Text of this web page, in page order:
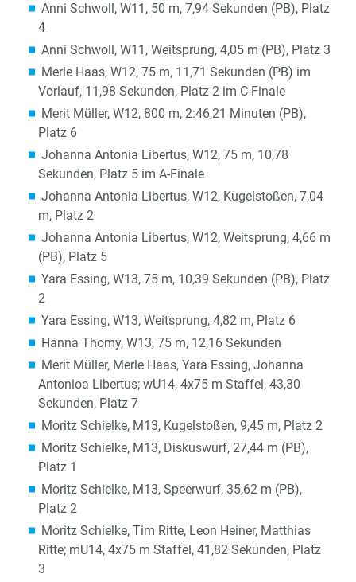
Anni Schwoll, W11, 50 m, 7,94 Sekunden (PB), Platz
4
Anni Schwoll, W11, Weitsprung, 4,05 m (PB), Platz 3
Merle Haas, W12, 75 m, 11,71 Sekunden (PB) im
Vorlauf, 11,98 Sekunden, Platz 2 im C-Finale
Merit Müller, W12, 800 m, 2:46,21 Minuten (PB),
Platz 6
Johanna Antonia Libertus, W12, 75 m, 10,78
Sekunden, Platz 5 im A-Finale
Johanna Antonia Libertus, W12, Kugelstoßen, 7,04
m, Platz 2
Johanna Antonia Libertus, W12, Weitsprung, 4,66 m
(PB), Platz 5
Yara Essing, W13, 75 m, 10,39 Sekunden (PB), Platz
2
Yara Essing, W13, Weitsprung, 4,82 m, Platz 6
Hanna Thomy, W13, 75 m, 12,16 Sekunden
Merit Müller, Merle Haas, Yara Essing, Johanna
Antonioa Libertus; wU14, 4x75 m Staffel, 43,30
Sekunden, Platz 7
Moritz Schielke, M13, Kugelstoßen, 9,45 m, Platz 2
Moritz Schielke, M13, Diskuswurf, 27,44 m (PB),
Platz 1
Moritz Schielke, M13, Speerwurf, 35,62 m (PB),
Platz 2
Moritz Schielke, Tim Ritte, Leon Heiner, Matthias
Ritte; mU14, 4x75 m Staffel, 41,82 Sekunden, Platz
3